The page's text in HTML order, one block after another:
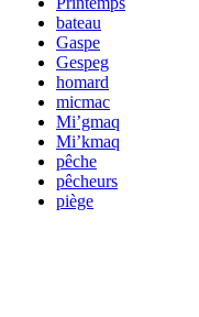
bateau
Gaspe
Gespeg
homard
micmac
Mi’gmaq
Mi’kmaq
pêche
pêcheurs
piège